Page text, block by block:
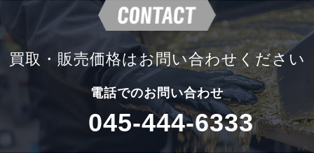
買取・販売価格はお問い合わせください
電話でのお問い合わせ
045-444-6333